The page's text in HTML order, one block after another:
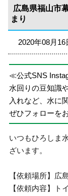
広島県福山市
まり
2020年08月16
≪公式SNS
水回りの豆知識
入れなど、水に
ぜひフォローを
いつもひろしま
ざいます。
【依頼場所】広
【依頼内容】ト